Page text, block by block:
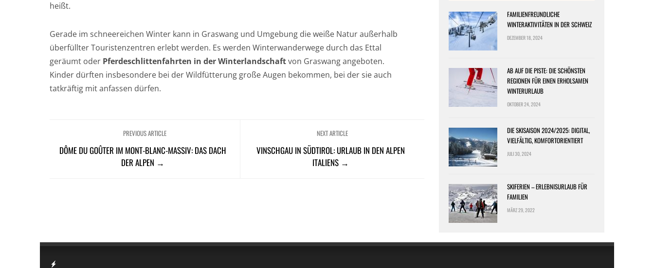
heißt.
Gerade im schneereichen Winter kann in Graswang und Umgebung die weiße Natur außerhalb
überfüllter Touristenzentren erlebt werden. Es werden Winterwanderwege durch das Ettal
geräumt oder Pferdeschlittenfahrten in der Winterlandschaftvon Graswang angeboten.
Kinder dürften insbesondere bei der Wildfütterung große Augen bekommen, bei der sie auch
tatkräftig mit anfassen dürfen.
PREVIOUS ARTICLE
DÔME DU GOÛTER IM MONT-BLANC-MASSIV: DAS DACH
DER ALPEN →
NEXT ARTICLE
VINSCHGAU IN SÜDTIROL: URLAUB IN DEN ALPEN
ITALIENS →
FAMILIENFREUNDLICHE
WINTERAKTIVITÄTEN IN DER SCHWEIZ
DEZEMBER 18, 2024
AB AUF DIE PISTE: DIE SCHÖNSTEN
REGIONEN FÜR EINEN ERHOLSAMEN
WINTERURLAUB
OKTOBER 24, 2024
DIE SKISAISON 2024/2025: DIGITAL,
VIELFÄLTIG, KOMFORTORIENTIERT
JULI 30, 2024
SKIFERIEN – ERLEBNISURLAUB FÜR
FAMILIEN
MÄRZ 29, 2022